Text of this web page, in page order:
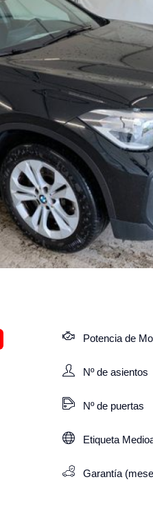
Potencia de
Nº de asientos
Nº de puertas
Etiqueta
Garantía